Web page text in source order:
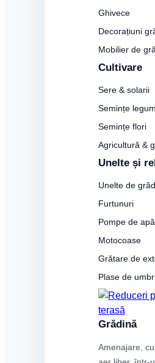
Ghivece
Decorațiuni
Mobilier de
Cultivare
Sere & solarii
Semințe
Semințe flori
Agricultură &
Unelte și
Unelte de
Furtunuri
Pompe de apă
Motocoase
Grătare de
Plase de
Grădină
Amenajare,